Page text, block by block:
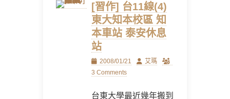
[習作] 台11線(4)
東大知本校區 知
本車站 泰安休息
站
Posted
on
2008/01/21 Author
艾瑪
3 Comments
台東大學最近幾年搬到